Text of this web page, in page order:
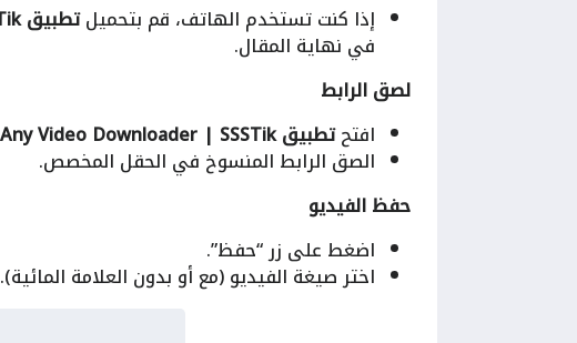
إذا كنت تستخدم الهاتف، قم بتحميلتطبيق Any Video Downloader | SSSTik
في نهاية المقال.
لصق الرابط
افتحتطبيق Any Video Downloader | SSSTik
الصق الرابط المنسوخ في الحقل المخصص.
حفظ الفيديو
اضغط على زر “حفظ”.
اختر صيغة الفيديو (مع أو بدون العلامة المائية).